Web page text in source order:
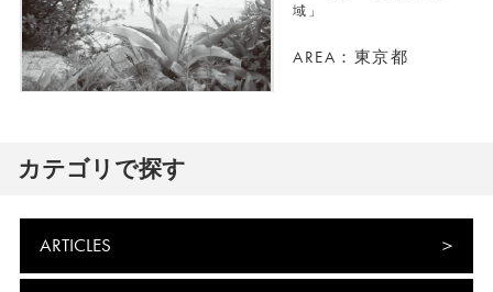
域」
AREA：東京都
カテゴリで探す
ARTICLES